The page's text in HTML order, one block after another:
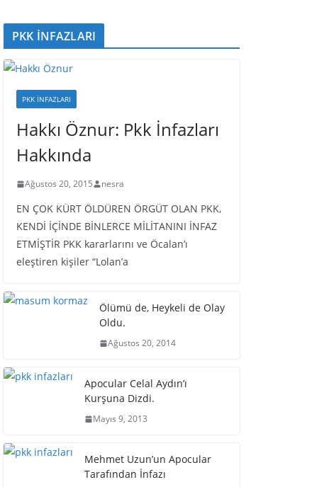
PKK İNFAZLARI
PKK İNFAZLARI
Hakkı Öznur: Pkk İnfazları
Hakkında
Ağustos 20, 2015 nesra
EN ÇOK KÜRT ÖLDÜREN ÖRGÜT OLAN PKK,
KENDİ İÇİNDE BİNLERCE MİLİTANINI İNFAZ
ETMİŞTİR PKK kararlarını ve Öcalan’ı
eleştiren kişiler “Lolan’a
Ölümü de, Heykeli de Olay
Oldu.
Ağustos 20, 2014
Apocular Celal Aydın’ı
Kurşuna Dizdi.
Mayıs 9, 2013
Mehmet Uzun’un Apocular
Tarafından İnfazı